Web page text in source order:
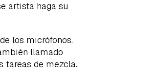
artista haga su
los micrófonos.
llamado
tareas de mezcla.